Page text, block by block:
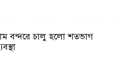
বন্দরে চালু হলো শতভাগ